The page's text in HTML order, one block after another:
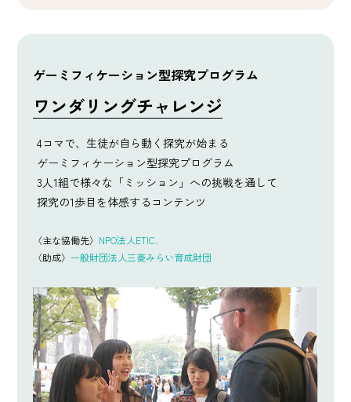
ゲーミフィケーション型探究プログラム
ワンダリングチャレンジ
4コマで、生徒が自ら動く探究が始まる
ゲーミフィケーション型探究プログラム
3人1組で様々な「ミッション」への挑戦を通して
探究の1歩目を体感するコンテンツ
〈主な協働先〉 NPO法人ETIC.
〈助成〉 一般財団法人三菱みらい育成財団